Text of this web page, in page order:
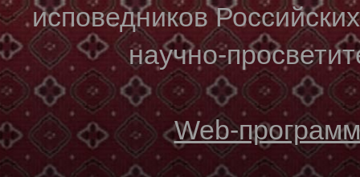
исповедников
научно-
Web-